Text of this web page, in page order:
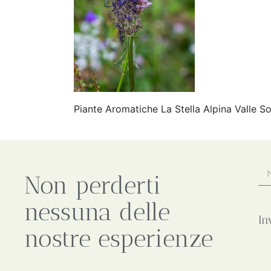
Piante Aromatiche La Stella Alpina Valle
Non perderti
nessuna delle
nostre esperienze